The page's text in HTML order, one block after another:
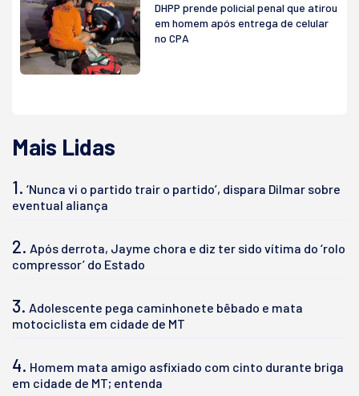
DHPP prende policial penal que atirou
em homem após entrega de celular
no CPA
Mais Lidas
1. ‘Nunca vi o partido trair o partido’, dispara Dilmar sobre
eventual aliança
2. Após derrota, Jayme chora e diz ter sido vítima do ‘rolo
compressor’ do Estado
3. Adolescente pega caminhonete bêbado e mata
motociclista em cidade de MT
4. Homem mata amigo asfixiado com cinto durante briga
em cidade de MT; entenda